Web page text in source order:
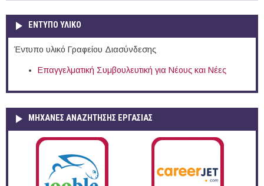
ΕΝΤΥΠΟ ΥΛΙΚΟ
Έντυπο υλικό Γραφείου Διασύνδεσης
Επαγγελματική Συμβουλευτική για Νέους και Νέες
ΜΗΧΑΝΕΣ ΑΝΑΖΗΤΗΣΗΣ ΕΡΓΑΣΙΑΣ